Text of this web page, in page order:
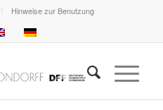
Hinweise zur Benutzung